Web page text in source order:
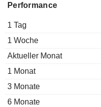
Performance
1 Tag
1 Woche
Aktueller Monat
1 Monat
3 Monate
6 Monate